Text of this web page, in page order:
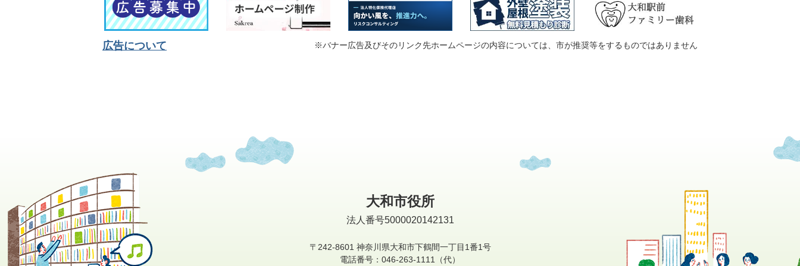
広告について ※バナー広告及びそのリンク先ホームページの内容については、市が推奨等をするものではありません
大和市役所
法人番号5000020142131
〒242-8601 神奈川県大和市下鶴間一丁目1番1号
電話番号：046-263-1111（代）